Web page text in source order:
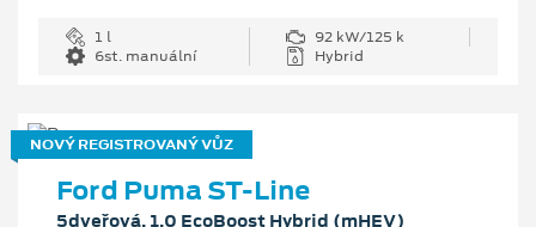
1 l
92 kW/125 k
6st. manuální
Hybrid
NOVÝ REGISTROVANÝ VŮZ
Ford Puma ST-Line
5dveřová, 1.0 EcoBoost Hybrid (mHEV)